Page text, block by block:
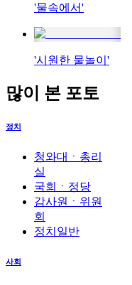
'물속에서'
'시원한 물놀이'
많이 본 포토
정치
청와대ㆍ총리
실
국회ㆍ정당
감사원ㆍ위원
회
정치일반
사회